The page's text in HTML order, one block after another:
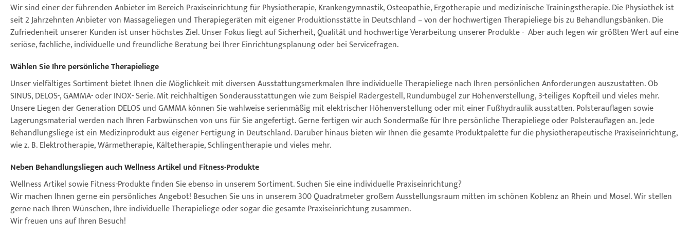
Wir sind einer der führenden Anbieter im Bereich Praxiseinrichtung für Physiotherapie, Krankengymnastik, Osteopathie, Ergotherapie und medizinische Trainingstherapie. Die Physiothek ist
seit 2 Jahrzehnten Anbieter von Massageliegen und Therapiegeräten mit eigener Produktionsstätte in Deutschland – von der hochwertigen Therapieliege bis zu Behandlungsbänken. Die
Zufriedenheit unserer Kunden ist unser höchstes Ziel. Unser Fokus liegt auf Sicherheit, Qualität und hochwertige Verarbeitung unserer Produkte - Aber auch legen wir größten Wert auf eine
seriöse, fachliche, individuelle und freundliche Beratung bei Ihrer Einrichtungsplanung oder bei Servicefragen.
Wählen Sie Ihre persönliche Therapieliege
Unser vielfältiges Sortiment bietet Ihnen die Möglichkeit mit diversen Ausstattungsmerkmalen Ihre individuelle Therapieliege nach Ihren persönlichen Anforderungen auszustatten. Ob
SINUS, DELOS-, GAMMA- oder INOX- Serie. Mit reichhaltigen Sonderausstattungen wie zum Beispiel Rädergestell, Rundumbügel zur Höhenverstellung, 3-teiliges Kopfteil und vieles mehr.
Unsere Liegen der Generation DELOS und GAMMA können Sie wahlweise serienmäßig mit elektrischer Höhenverstellung oder mit einer Fußhydraulik ausstatten. Polsterauflagen sowie
Lagerungsmaterial werden nach Ihren Farbwünschen von uns für Sie angefertigt. Gerne fertigen wir auch Sondermaße für Ihre persönliche Therapieliege oder Polsterauflagen an. Jede
Behandlungsliege ist ein Medizinprodukt aus eigener Fertigung in Deutschland. Darüber hinaus bieten wir Ihnen die gesamte Produktpalette für die physiotherapeutische Praxiseinrichtung,
wie z. B. Elektrotherapie, Wärmetherapie, Kältetherapie, Schlingentherapie und vieles mehr.
Neben Behandlungsliegen auch Wellness Artikel und Fitness-Produkte
Wellness Artikel sowie Fitness-Produkte finden Sie ebenso in unserem Sortiment. Suchen Sie eine individuelle Praxiseinrichtung?
Wir machen Ihnen gerne ein persönliches Angebot! Besuchen Sie uns in unserem 300 Quadratmeter großem Ausstellungsraum mitten im schönen Koblenz an Rhein und Mosel. Wir stellen
gerne nach Ihren Wünschen, Ihre individuelle Therapieliege oder sogar die gesamte Praxiseinrichtung zusammen.
Wir freuen uns auf Ihren Besuch!